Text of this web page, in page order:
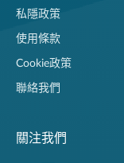
私隱政策
使用條款
Cookie政策
聯絡我們
關注我們